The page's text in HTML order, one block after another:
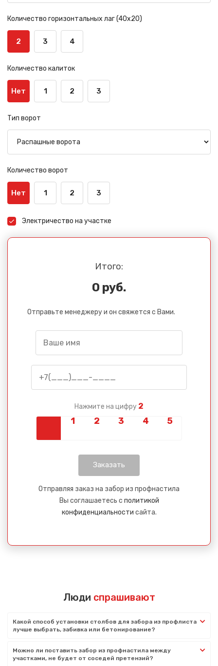
Количество горизонтальных лаг (40х20)
2 3 4
Количество калиток
Нет 1 2 3
Тип ворот
Количество ворот
Нет 1 2 3
Электричество на участке
Итого:
0 руб.
Отправьте менеджеру и он свяжется с Вами.
Нажмите на цифру 2
Отправляя заказ на забор из профнастила
Вы соглашаетесь с политикой
конфиденциальности сайта.
Люди спрашивают
Какой способ установки столбов для забора из профлиста
лучше выбрать, забивка или бетонирование?
Можно ли поставить забор из профнастила между
участками, не будет от соседей претензий?